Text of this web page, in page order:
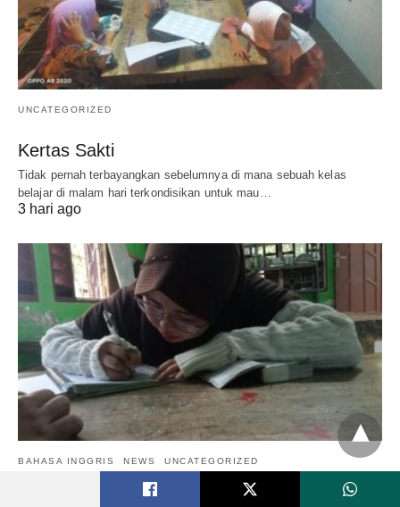
UNCATEGORIZED
Kertas Sakti
Tidak pernah terbayangkan sebelumnya di mana sebuah kelas
belajar di malam hari terkondisikan untuk mau…
3 hari ago
BAHASA INGGRIS NEWS UNCATEGORIZED
Mendobrak Malu Belajar demi Kuliah ke Cina